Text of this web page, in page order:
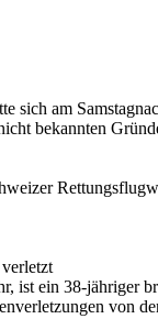
sich am
bekannten
ist ein 38-jähriger
von